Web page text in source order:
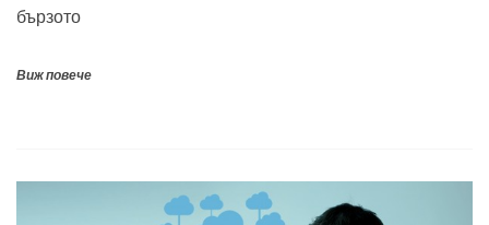
бързото
Виж повече